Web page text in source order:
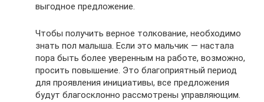
выгодное предложение.
Чтобы получить верное толкование, необходимо
знать пол малыша. Если это мальчик — настала
пора быть более уверенным на работе, возможно,
просить повышение. Это благоприятный период
для проявления инициативы, все предложения
будут благосклонно рассмотрены управляющим.